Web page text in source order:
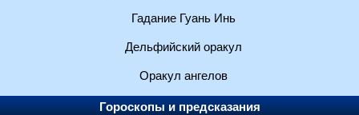
Гадание Гуань Инь
Дельфийский оракул
Оракул ангелов
Гороскопы и предсказания